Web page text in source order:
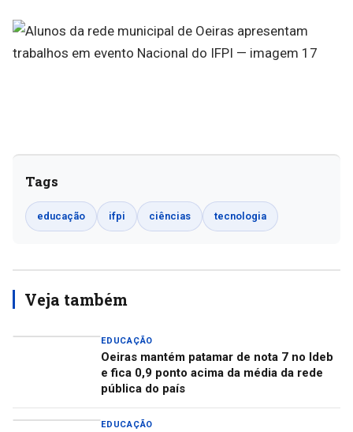
Tags
educação ifpi ciências tecnologia
Veja também
EDUCAÇÃO
Oeiras mantém patamar de nota 7 no Ideb
e fica 0,9 ponto acima da média da rede
pública do país
EDUCAÇÃO